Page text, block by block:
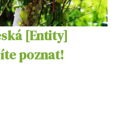
[Entity]
poznat!